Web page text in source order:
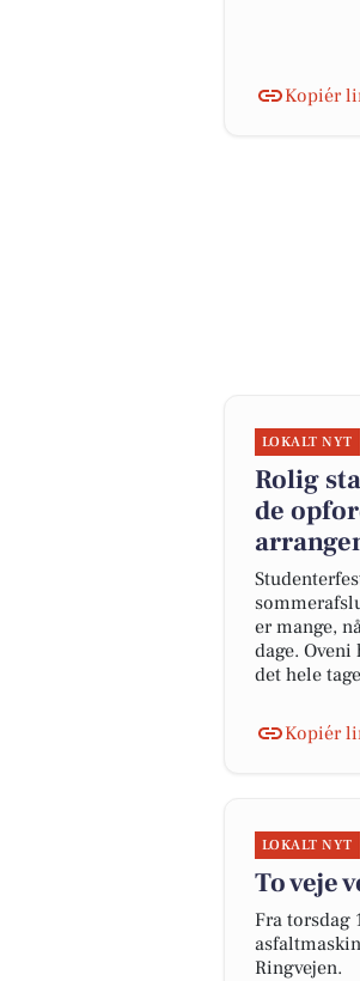
Kopiér
LOKALT NYT
Rolig
de
er mange,
dage.
det hele
Kopiér
LOKALT NYT
To veje
Fra torsdag
Ringvejen.